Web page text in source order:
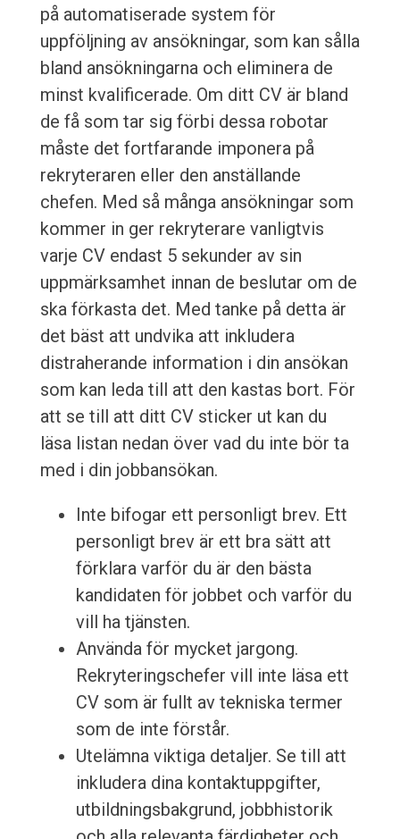
på automatiserade system för
uppföljning av ansökningar, som kan sålla
bland ansökningarna och eliminera de
minst kvalificerade. Om ditt CV är bland
de få som tar sig förbi dessa robotar
måste det fortfarande imponera på
rekryteraren eller den anställande
chefen. Med så många ansökningar som
kommer in ger rekryterare vanligtvis
varje CV endast 5 sekunder av sin
uppmärksamhet innan de beslutar om de
ska förkasta det. Med tanke på detta är
det bäst att undvika att inkludera
distraherande information i din ansökan
som kan leda till att den kastas bort. För
att se till att ditt CV sticker ut kan du
läsa listan nedan över vad du inte bör ta
med i din jobbansökan.
Inte bifogar ett personligt brev. Ett
personligt brev är ett bra sätt att
förklara varför du är den bästa
kandidaten för jobbet och varför du
vill ha tjänsten.
Använda för mycket jargong.
Rekryteringschefer vill inte läsa ett
CV som är fullt av tekniska termer
som de inte förstår.
Utelämna viktiga detaljer. Se till att
inkludera dina kontaktuppgifter,
utbildningsbakgrund, jobbhistorik